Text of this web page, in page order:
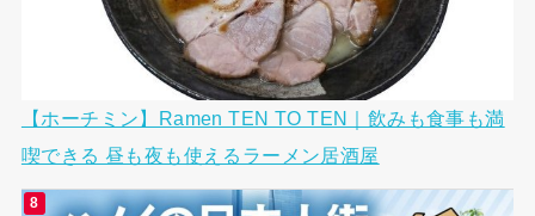
【ホーチミン】Ramen TEN TO TEN｜飲みも食事も満
喫できる 昼も夜も使えるラーメン居酒屋